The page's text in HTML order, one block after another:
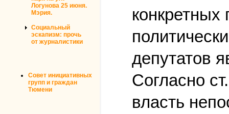
Логунова 25 июня.
Мэрия.
Социальный
эскапизм: прочь
от журналистики
Совет инициативных
групп и граждан
Тюмени
депутатов
Согласно
власть